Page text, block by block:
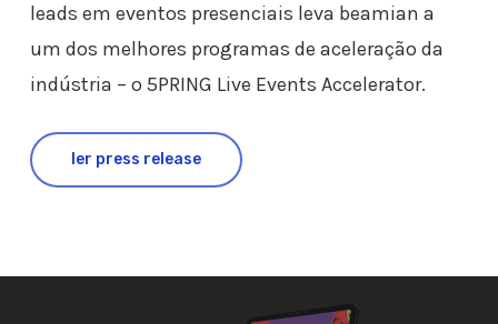
leads em eventos presenciais leva beamian a
um dos melhores programas de aceleração da
indústria – o 5PRING Live Events Accelerator.
ler press release